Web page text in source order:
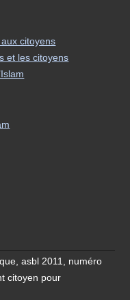
citoyens
et les citoyens
asbl 2011, numéro
citoyen pour